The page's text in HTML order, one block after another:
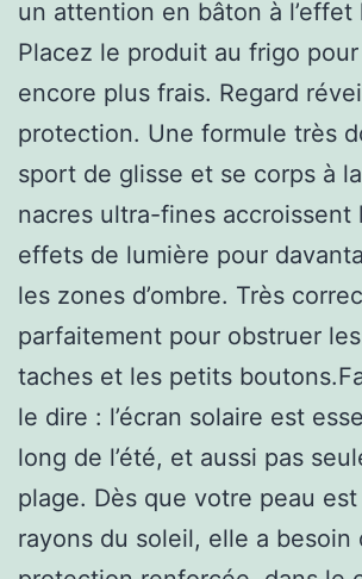
un attention en bâton à l’effet
Placez le produit au frigo
encore plus frais. Regard
protection. Une formule très
sport de glisse et se corps à
nacres ultra-fines accroissent
effets de lumière pour
les zones d’ombre. Très
parfaitement pour obstruer
taches et les petits
le dire : l’écran solaire est
long de l’été, et aussi pas
plage. Dès que votre peau
rayons du soleil, elle a besoin